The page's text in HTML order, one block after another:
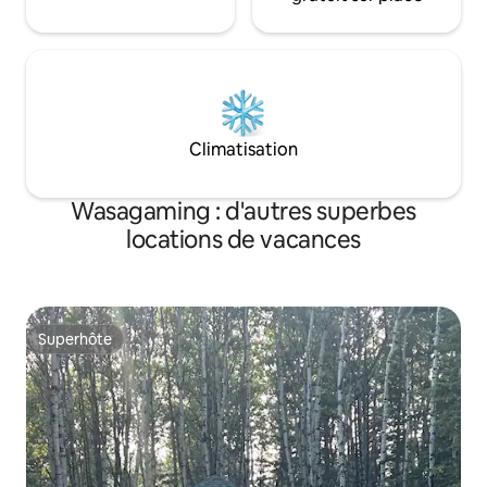
Climatisation
Wasagaming : d'autres superbes
locations de vacances
Superhôte
Superhôte